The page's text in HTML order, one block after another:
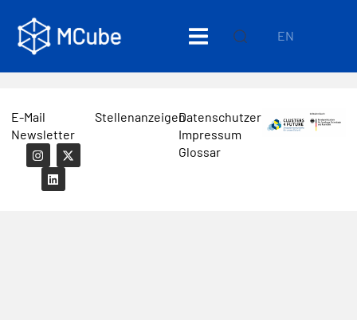
EN
E-Mail
Newsletter
StellenanzeigenDatenschutzerklärung
Impressum
Glossar